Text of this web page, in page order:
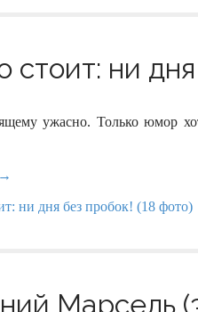
стоит: ни
ужасно. Только юмор
Марсель